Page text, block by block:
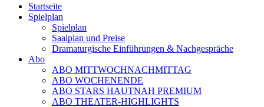
Startseite
Spielplan
Spielplan
Saalplan und Preise
Dramaturgische Einführungen & Nachgespräche
Abo
ABO MITTWOCHNACHMITTAG
ABO WOCHENENDE
ABO STARS HAUTNAH PREMIUM
ABO THEATER-HIGHLIGHTS